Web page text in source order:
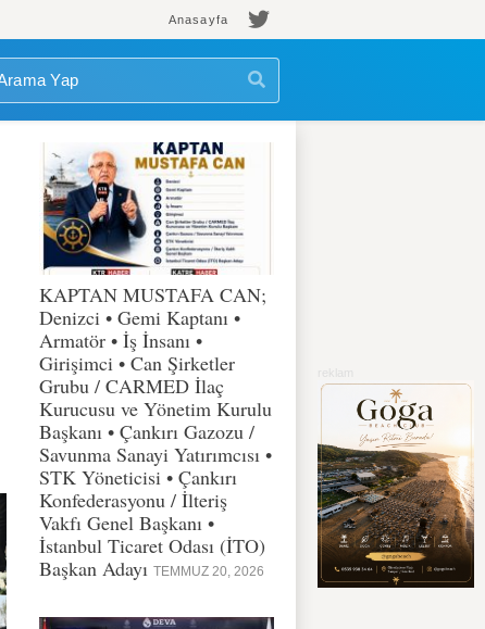
Anasayfa
KAPTAN MUSTAFA CAN;
Denizci • Gemi Kaptanı •
Armatör • İş İnsanı •
Girişimci • Can Şirketler
Grubu / CARMED İlaç
Kurucusu ve Yönetim Kurulu
Başkanı • Çankırı Gazozu /
Savunma Sanayi Yatırımcısı •
STK Yöneticisi • Çankırı
Konfederasyonu / İlteriş
Vakfı Genel Başkanı •
İstanbul Ticaret Odası (İTO)
Başkan Adayı TEMMUZ 20, 2026